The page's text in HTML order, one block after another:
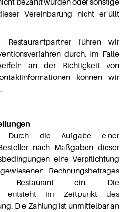
bezahlt wurden oder sonstige
Vereinbarung nicht erfüllt
Restaurantpartner führen wir
durch. Im Falle
an der Richtigkeit von
können wir
Durch die Aufgabe einer
nach Maßgaben dieser
eine Verpflichtung
Rechnungsbetrages
Restaurant ein. Die
entsteht im Zeitpunkt des
Die Zahlung ist unmittelbar an